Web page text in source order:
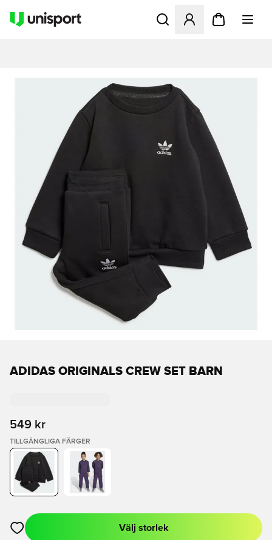
Öppnar en Modal för att
ADIDAS ORIGINALS CREW SET BARN
549 kr
TILLGÄNGLIGA FÄRGER
Öppnar en Modal för att logga in eller registrera dig som
Välj storlek